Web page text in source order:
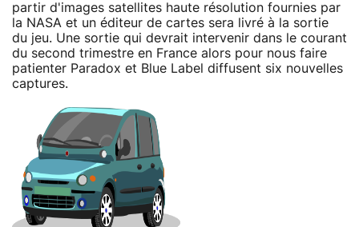
partir d'images satellites haute résolution fournies par
la NASA et un éditeur de cartes sera livré à la sortie
du jeu. Une sortie qui devrait intervenir dans le courant
du second trimestre en France alors pour nous faire
patienter Paradox et Blue Label diffusent six nouvelles
captures.